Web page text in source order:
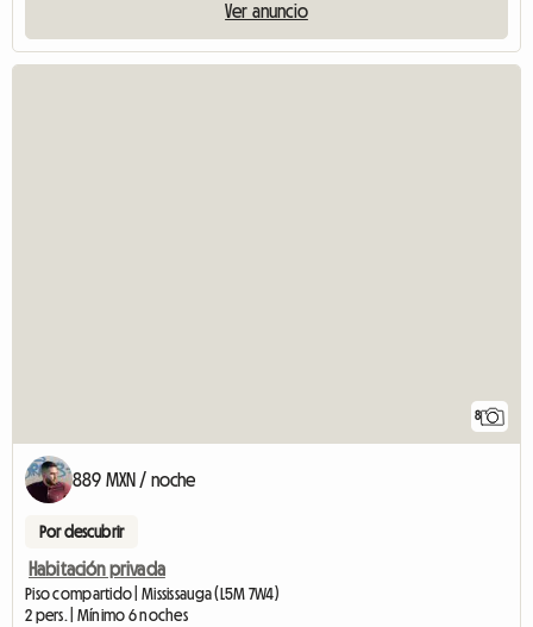
Ver anuncio
8
889 MXN / noche
Por descubrir
Habitación privada
Piso compartido | Mississauga (L5M 7W4)
2 pers. | Mínimo 6 noches